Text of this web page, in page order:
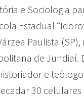
e Sociologia
Estadual
Paulista
de Jundiaí.
e
30 celulares